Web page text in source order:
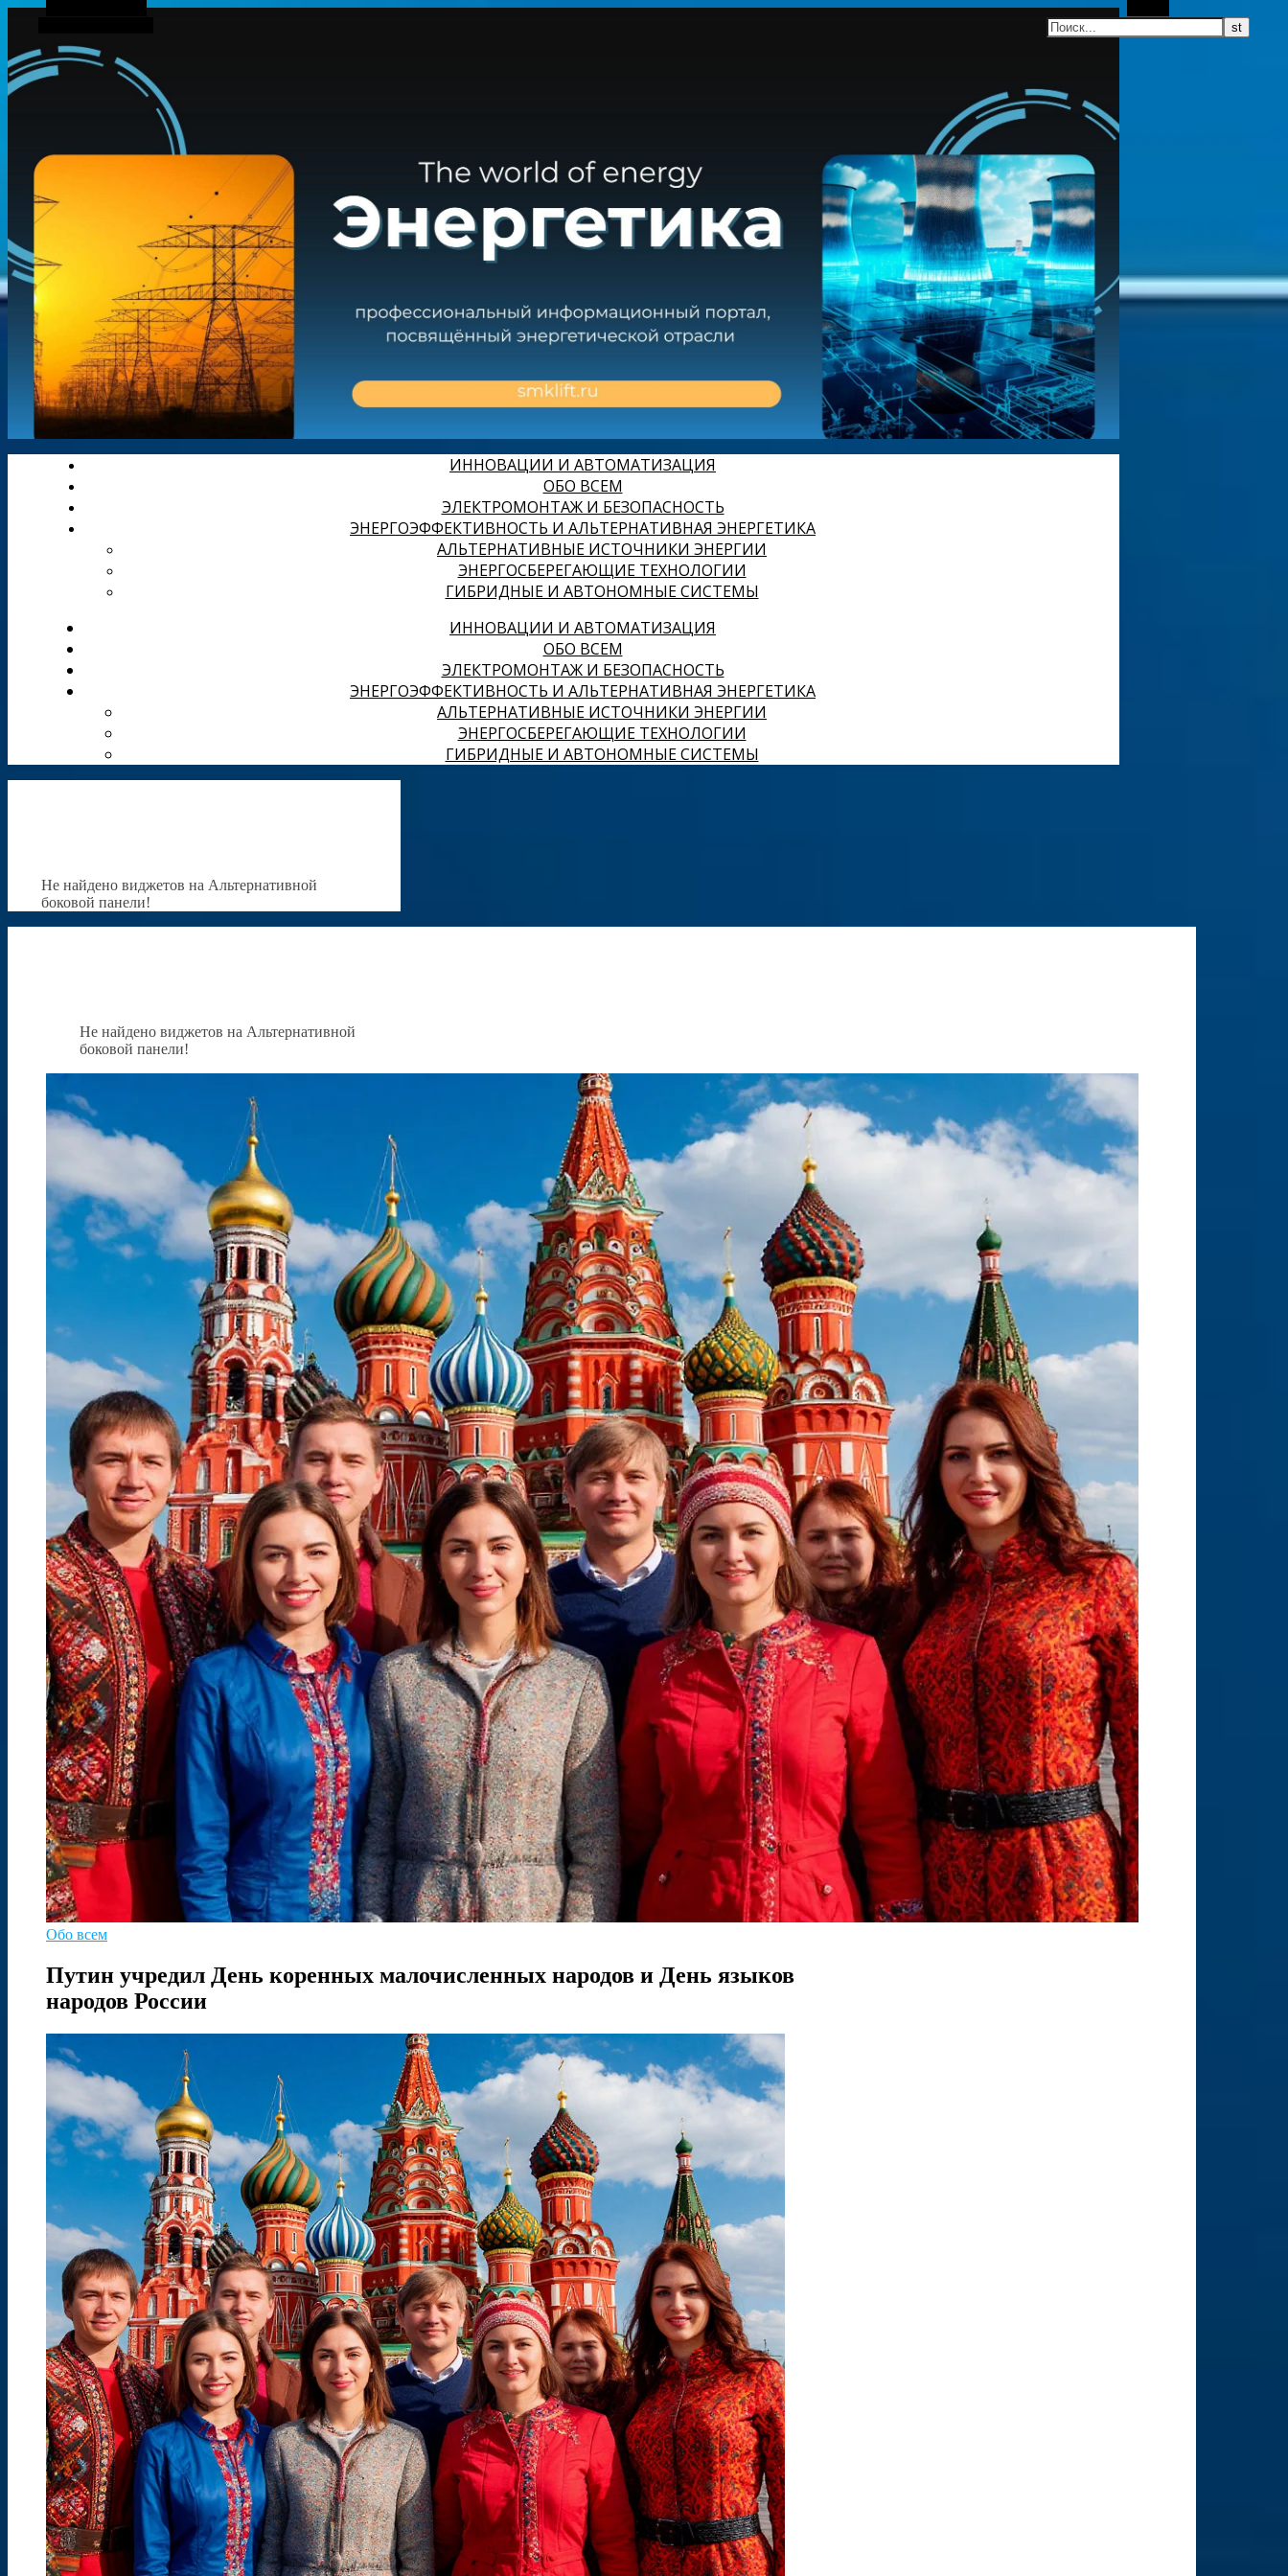
Боковая панель
ИННОВАЦИИ И АВТОМАТИЗАЦИЯ
ОБО ВСЕМ
ЭЛЕКТРОМОНТАЖ И БЕЗОПАСНОСТЬ
ЭНЕРГОЭФФЕКТИВНОСТЬ И АЛЬТЕРНАТИВНАЯ ЭНЕРГЕТИКА
АЛЬТЕРНАТИВНЫЕ ИСТОЧНИКИ ЭНЕРГИИ
ЭНЕРГОСБЕРЕГАЮЩИЕ ТЕХНОЛОГИИ
ГИБРИДНЫЕ И АВТОНОМНЫЕ СИСТЕМЫ
ИННОВАЦИИ И АВТОМАТИЗАЦИЯ
ОБО ВСЕМ
ЭЛЕКТРОМОНТАЖ И БЕЗОПАСНОСТЬ
ЭНЕРГОЭФФЕКТИВНОСТЬ И АЛЬТЕРНАТИВНАЯ ЭНЕРГЕТИКА
АЛЬТЕРНАТИВНЫЕ ИСТОЧНИКИ ЭНЕРГИИ
ЭНЕРГОСБЕРЕГАЮЩИЕ ТЕХНОЛОГИИ
ГИБРИДНЫЕ И АВТОНОМНЫЕ СИСТЕМЫ
Не найдено виджетов на Альтернативной
боковой панели!
Не найдено виджетов на Альтернативной
боковой панели!
Обо всем
Путин учредил День коренных малочисленных народов и День языков
народов России